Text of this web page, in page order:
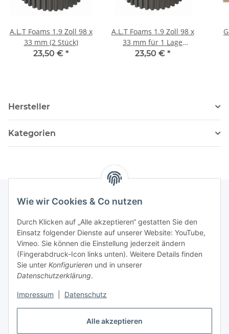
Alle akzeptieren
Wie wir Cookies & Co nutzen
Durch Klicken auf „Alle akzeptieren“ gestatten Sie den
Einsatz folgender Dienste auf unserer Website: YouTube,
Vimeo. Sie können die Einstellung jederzeit ändern
(Fingerabdruck-Icon links unten). Weitere Details finden
Sie unter Konfigurieren und in unserer
Datenschutzerklärung.
Impressum Datenschutz
A.L.T Foams 1.9 Zoll 98 x
33 mm (2 Stück)
23,50 € *
A.L.T Foams 1.9 Zoll 98 x
33 mm für 1 Lage
Gewicht (2 Stück)
23,50 € *
Hersteller
Kategorien
Informationen
036204. 803903
Achtung!!!
16:00 – 19:00 Uhr